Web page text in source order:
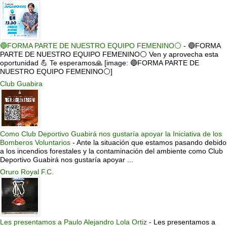
🔵FORMA PARTE DE NUESTRO EQUIPO FEMENINO⚪ - 🔵FORMA
PARTE DE NUESTRO EQUIPO FEMENINO⚪ Ven y aprovecha esta
oportunidad 💪 Te esperamos🙏 [image: 🔵FORMA PARTE DE
NUESTRO EQUIPO FEMENINO⚪]
Club Guabira
Como Club Deportivo Guabirá nos gustaría apoyar la Iniciativa de los
Bomberos Voluntarios - Ante la situación que estamos pasando debido
a los incendios forestales y la contaminación del ambiente como Club
Deportivo Guabirá nos gustaría apoyar ...
Oruro Royal F.C.
Les presentamos a Paulo Alejandro Lola Ortiz - Les presentamos a